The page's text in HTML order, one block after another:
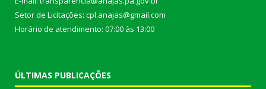
Setor de Licitações: cpl.anajas@gmail.com
Horário de atendimento: 07:00 às 13:00
ÚLTIMAS PUBLICAÇÕES